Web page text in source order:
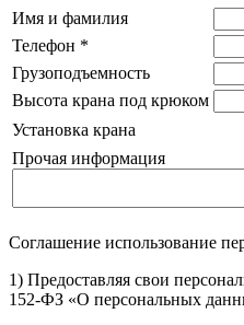
Имя и фамилия
Телефон *
Грузоподъемность
Высота крана под крюком
Установка крана
Прочая информация
Соглашение использование
1) Предоставляя свои
152-ФЗ «О персональных